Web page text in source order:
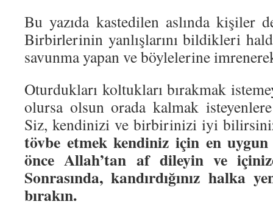
Bu yazıda kastedilen aslında kişiler
Birbirlerinin yanlışlarını bildikleri
savunma yapan ve böylelerine
Oturdukları koltukları bırakmak
olursa olsun orada kalmak
Siz, kendinizi ve birbirinizi iyi
tövbe etmek kendiniz için en uygun
önce Allah’tan af dileyin ve
Sonrasında, kandırdığınız halka
bırakın.